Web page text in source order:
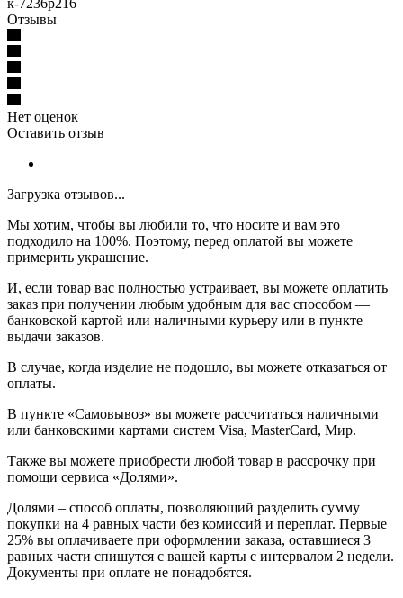
Отзывы
Нет оценок
Оставить отзыв
Загрузка отзывов...
Мы хотим, чтобы вы любили то, что носите и вам это
подходило на 100%. Поэтому, перед оплатой вы можете
примерить украшение.
И, если товар вас полностью устраивает, вы можете оплатить
заказ при получении любым удобным для вас способом —
банковской картой или наличными курьеру или в пункте
выдачи заказов.
В случае, когда изделие не подошло, вы можете отказаться от
оплаты.
В пункте «Самовывоз» вы можете рассчитаться наличными
или банковскими картами систем Visa, MasterCard, Мир.
Также вы можете приобрести любой товар в рассрочку при
помощи сервиса «Долями».
Долями – способ оплаты, позволяющий разделить сумму
покупки на 4 равных части без комиссий и переплат. Первые
25% вы оплачиваете при оформлении заказа, оставшиеся 3
равных части спишутся с вашей карты с интервалом 2 недели.
Документы при оплате не понадобятся.